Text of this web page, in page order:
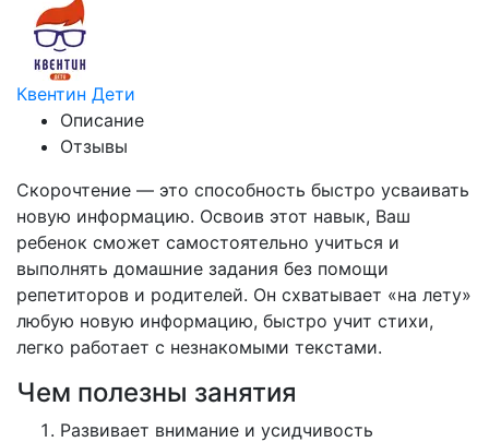
Квентин Дети
Описание
Отзывы
Скорочтение — это способность быстро усваивать
новую информацию. Освоив этот навык, Ваш
ребенок сможет самостоятельно учиться и
выполнять домашние задания без помощи
репетиторов и родителей. Он схватывает «на лету»
любую новую информацию, быстро учит стихи,
легко работает с незнакомыми текстами.
Чем полезны занятия
Развивает внимание и усидчивость